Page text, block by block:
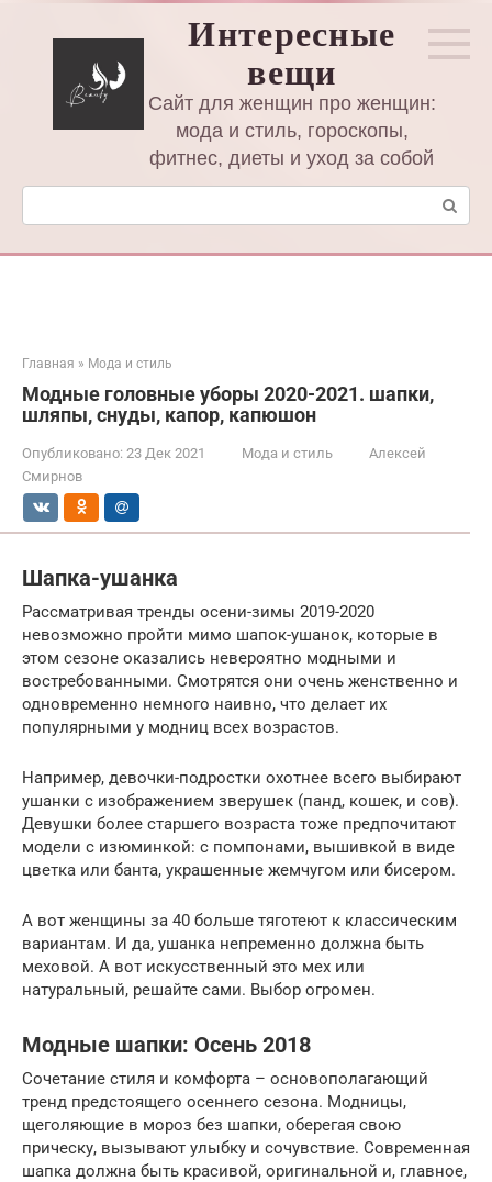
Интересные
вещи
Сайт для женщин про женщин:
мода и стиль, гороскопы,
фитнес, диеты и уход за собой
Поиск:
Главная » Мода и стиль
Модные головные уборы 2020-2021. шапки,
шляпы, снуды, капор, капюшон
Опубликовано: 23 Дек 2021 Мода и стиль
Алексей
Смирнов
Шапка-ушанка
Рассматривая тренды осени-зимы 2019-2020
невозможно пройти мимо шапок-ушанок, которые в
этом сезоне оказались невероятно модными и
востребованными. Смотрятся они очень женственно и
одновременно немного наивно, что делает их
популярными у модниц всех возрастов.
Например, девочки-подростки охотнее всего выбирают
ушанки с изображением зверушек (панд, кошек, и сов).
Девушки более старшего возраста тоже предпочитают
модели с изюминкой: с помпонами, вышивкой в виде
цветка или банта, украшенные жемчугом или бисером.
А вот женщины за 40 больше тяготеют к классическим
вариантам. И да, ушанка непременно должна быть
меховой. А вот искусственный это мех или
натуральный, решайте сами. Выбор огромен.
Модные шапки: Осень 2018
Сочетание стиля и комфорта – основополагающий
тренд предстоящего осеннего сезона. Модницы,
щеголяющие в мороз без шапки, оберегая свою
прическу, вызывают улыбку и сочувствие. Современная
шапка должна быть красивой, оригинальной и, главное,